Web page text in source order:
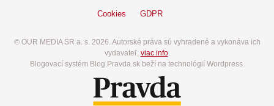
Cookies GDPR
© OUR MEDIA SR a. s. 2026. Autorské práva sú vyhradené a vykonáva ich
vydavateľ, viac info.
Blogovací systém Blog.Pravda.sk beží na technológií Wordpress.